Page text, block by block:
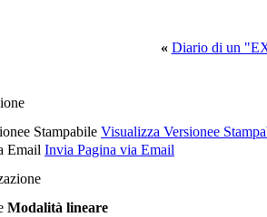
« Diario di un
Visualizza Versionee
Invia Pagina via Email
Modalità lineare